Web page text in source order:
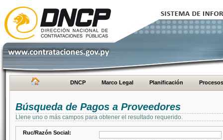
DNCP Marco Legal Planificación Procesos
Búsqueda de Pagos a Proveedores
Llene uno o más campos para obtener el resultado requerido.
Ruc/Razón Social: